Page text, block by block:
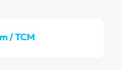
/ TCM